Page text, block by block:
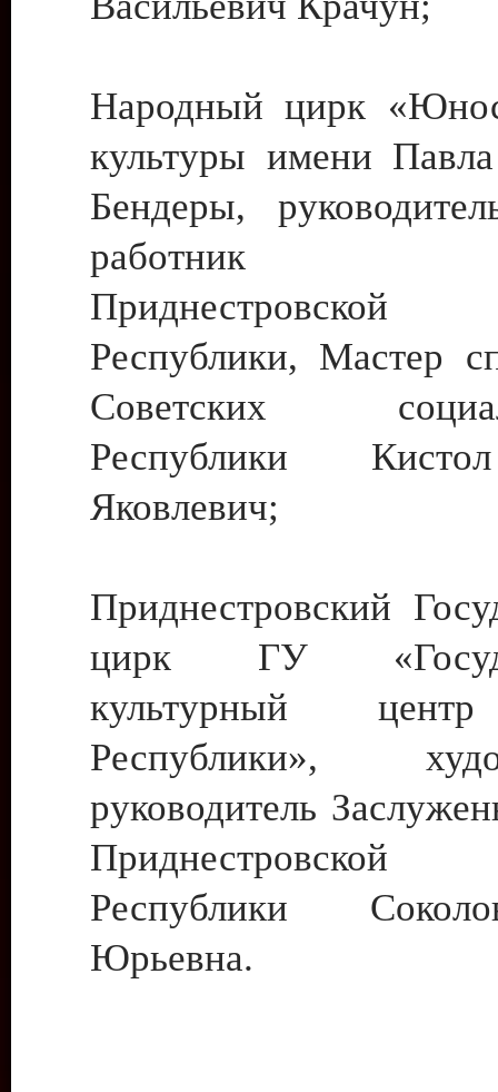
Народный цирк
культуры имени
Бендеры,
работник
Приднестровской
Республики, Мастер
Советских
Республики
Яковлевич;
Приднестровский
цирк ГУ
культурный
Республики»,
руководитель
Приднестровской
Республики
Юрьевна.